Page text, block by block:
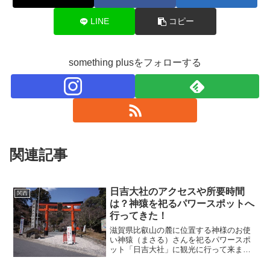
LINE コピー
something plusをフォローする
関連記事
関西
日吉大社のアクセスや所要時間
は？神猿を祀るパワースポットへ
行ってきた！
滋賀県比叡山の麓に位置する神様のお使
い神猿（まさる）さんを祀るパワースポ
ット「日吉大社」に観光に行って来まし